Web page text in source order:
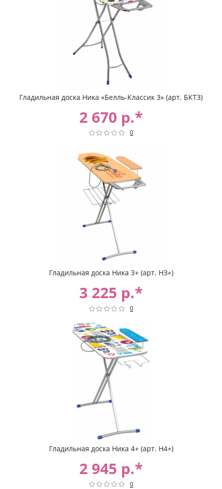
Гладильная доска Ника «Белль-Классик 3» (арт. БКТ3)
2 670 р.*
0
Гладильная доска Ника 3+ (арт. НЗ+)
3 225 р.*
0
Гладильная доска Ника 4+ (арт. Н4+)
2 945 р.*
0